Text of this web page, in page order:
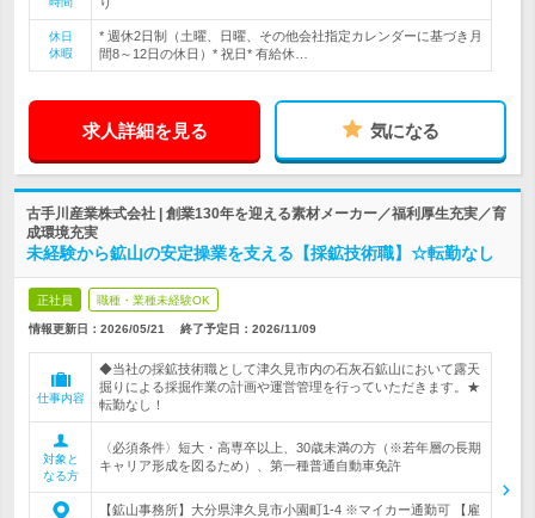
休日
休暇
* 週休2日制（土曜、日曜、その他会社指定カレンダーに基づき月
間8～12日の休日）* 祝日* 有給休…
求人詳細を見る 気になる
古手川産業株式会社 | 創業130年を迎える素材メーカー／福利厚生充実／育
成環境充実
未経験から鉱山の安定操業を支える【採鉱技術職】☆転勤なし
正社員 職種・業種未経験OK
情報更新日：2026/05/21 終了予定日： 2026/11/09
仕事内容
◆当社の採鉱技術職として津久見市内の石灰石鉱山において露天
掘りによる採掘作業の計画や運営管理を行っていただきます。★
転勤なし！
対象と
なる方
〈必須条件〉短大・高専卒以上、30歳未満の方（※若年層の長期
キャリア形成を図るため）、第一種普通自動車免許
【鉱山事務所】大分県津久見市小園町1-4 ※マイカー通勤可 【雇